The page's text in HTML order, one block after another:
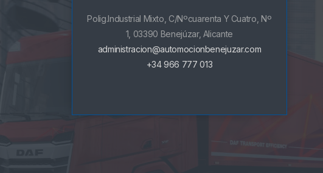
Polig.Industrial Mixto, C/Nºcuarenta Y Cuatro, Nº
1, 03390 Benejúzar, Alicante
administracion@automocionbenejuzar.com
+34 966 777 013